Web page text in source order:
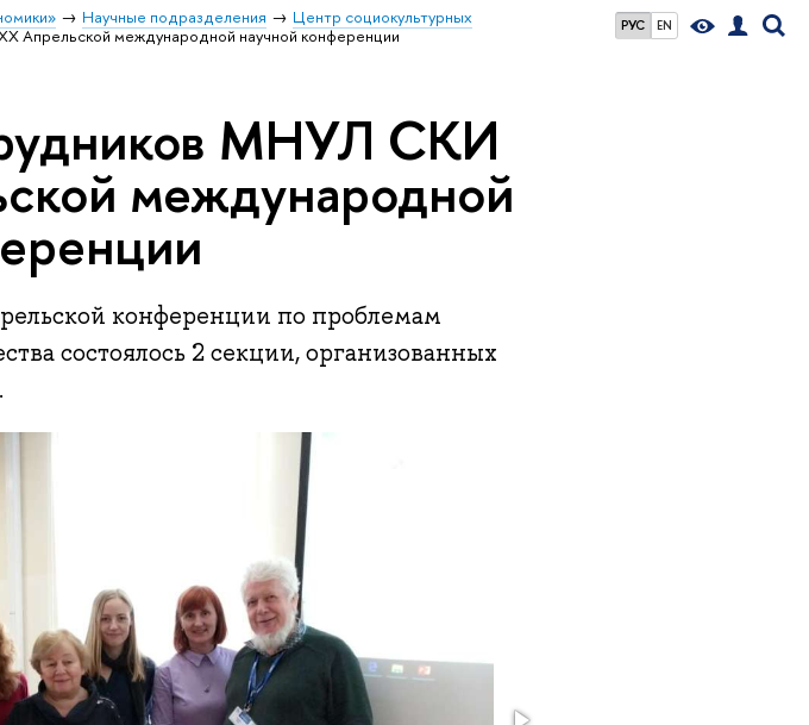
РУС EN
Научные подразделения
Центр социокультурных
Апрельской международной научной конференции
МНУЛ СКИ
международной
конференции по проблемам
состоялось 2 секции, организованных